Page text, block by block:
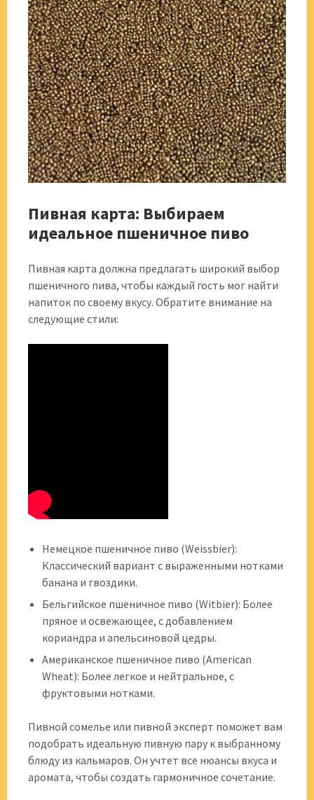
Пивная карта: Выбираем
идеальное пшеничное пиво
Пивная карта должна предлагать широкий выбор
пшеничного пива, чтобы каждый гость мог найти
напиток по своему вкусу. Обратите внимание на
следующие стили:
Немецкое пшеничное пиво (Weissbier):
Классический вариант с выраженными нотками
банана и гвоздики.
Бельгийское пшеничное пиво (Witbier): Более
пряное и освежающее, с добавлением
кориандра и апельсиновой цедры.
Американское пшеничное пиво (American
Wheat): Более легкое и нейтральное, с
фруктовыми нотками.
Пивной сомелье или пивной эксперт поможет вам
подобрать идеальную пивную пару к выбранному
блюду из кальмаров. Он учтет все нюансы вкуса и
аромата, чтобы создать гармоничное сочетание.